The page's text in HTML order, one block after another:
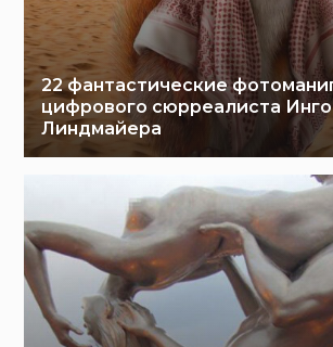
22 фантастические
цифрового сюрреалиста Инго
Линдмайера